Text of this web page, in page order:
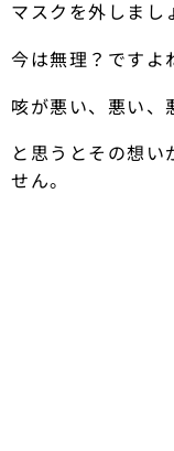
マスクを外しまし
今は無理？ですよ
咳が悪い、悪い、
と思うとその想
せん。